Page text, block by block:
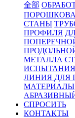
全部
СТАНЫ
ПРОФИЛЯ
МЕТАЛЛА
ИСПЫТАНИЯ
ЛИНИЯ ДЛЯ
МАТЕРИАЛЫ
СПРОСИТЬ
КОНТАКТЫ